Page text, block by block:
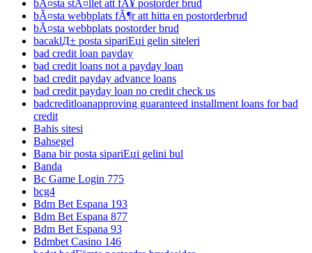
bÃ¤sta stÃ¤llet att fÃ¥ postorder brud
bÃ¤sta webbplats fÃ¶r att hitta en postorderbrud
bÃ¤sta webbplats postorder brud
bacaklД± posta sipariЕџi gelin siteleri
bad credit loan payday
bad credit loans not a payday loan
bad credit payday advance loans
bad credit payday loan no credit check us
badcreditloanapproving guaranteed installment loans for bad
credit
Bahis sitesi
Bahsegel
Bana bir posta sipariЕџi gelini bul
Banda
Bc Game Login 775
bcg4
Bdm Bet Espana 193
Bdm Bet Espana 877
Bdm Bet Espana 93
Bdmbet Casino 146